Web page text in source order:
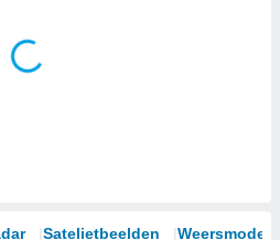
Satelietbeelden